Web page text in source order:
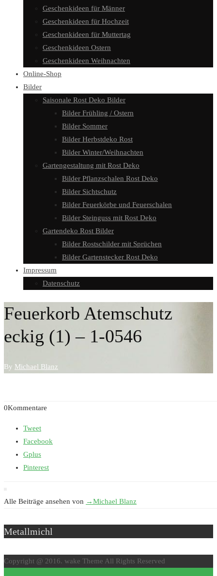
Geschenkideen für Männer
Geschenkideen für Hochzeit
Geschenkideen für Muttertag
Geschenkideen Ostern
Geschenkideen Weihnachten
Online-Shop
Bilder
Saisonale Rost Deko Bilder
Bilder Frühling / Ostern
Bilder Sommer
Bilder Herbstdeko Rost
Bilder Winter/Weihnachten
Gartengestaltung mit Rost Deko
Bilder Pflanzschalen Rost Deko
Bilder Sichtschutz
Bilder Feuerkörbe und Feuerschalen
Bilder Steinguss mit Rost Deko
Gartendeko Rost Bilder
Bilder Rostschilder mit Sprüchen
Bilder Gartenstecker Rost Deko
Impressum
Datenschutz
Feuerkorb Atemschutz
eckig (1) – 1-0546
By Michael Blanz
0Kommentare
Tweet
Facebook
Gplus
Pinterest
Alle Beiträge ansehen von →Michael Blanz
Metallmichl
Copyright @ 2016. wake Theme All Rights Reserved